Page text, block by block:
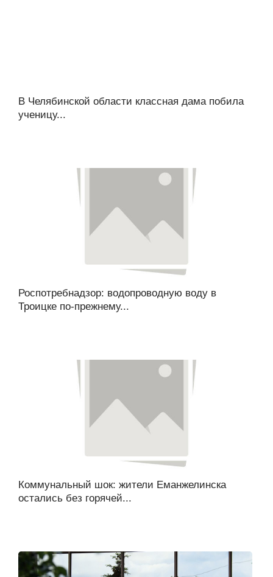
В Челябинской области классная дама побила
ученицу...
Роспотребнадзор: водопроводную воду в
Троицке по-прежнему...
Коммунальный шок: жители Еманжелинска
остались без горячей...